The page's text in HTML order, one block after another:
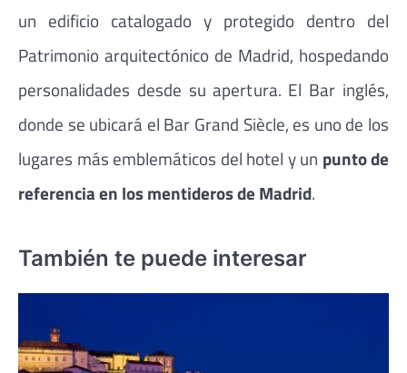
un edificio catalogado y protegido dentro del
Patrimonio arquitectónico de Madrid, hospedando
personalidades desde su apertura. El Bar inglés,
donde se ubicará el Bar Grand Siècle, es uno de los
lugares más emblemáticos del hotel y un punto de
referencia en los mentideros de Madrid.
También te puede interesar